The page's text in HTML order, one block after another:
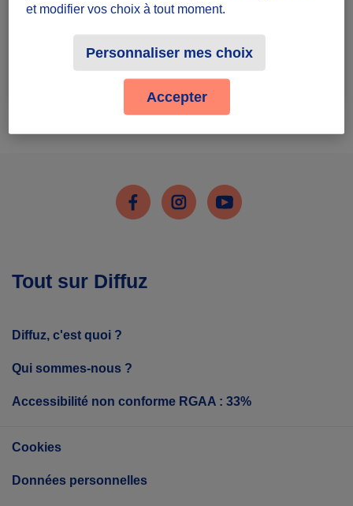
pour lutter contre les atteintes à l'environnement littoral
FacebookInstagramYoutube
Tout sur Diffuz
Diffuz, c'est quoi ?
Qui sommes-nous ?
Accessibilité non conforme RGAA : 33%
Cookies
Données personnelles
et modifier vos choix à tout moment.
Personnaliser mes choix
Accepter